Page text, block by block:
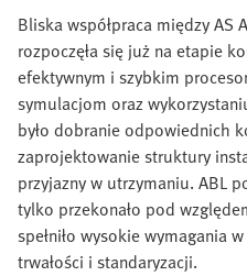
Bliska współpraca między AS
rozpoczęła się już na etapie
efektywnym i szybkim
symulacjom oraz
było dobranie odpowiednich
zaprojektowanie struktury
przyjazny w utrzymaniu. ABL
tylko przekonało pod
spełniło wysokie wymagania
trwałości i standaryzacji.